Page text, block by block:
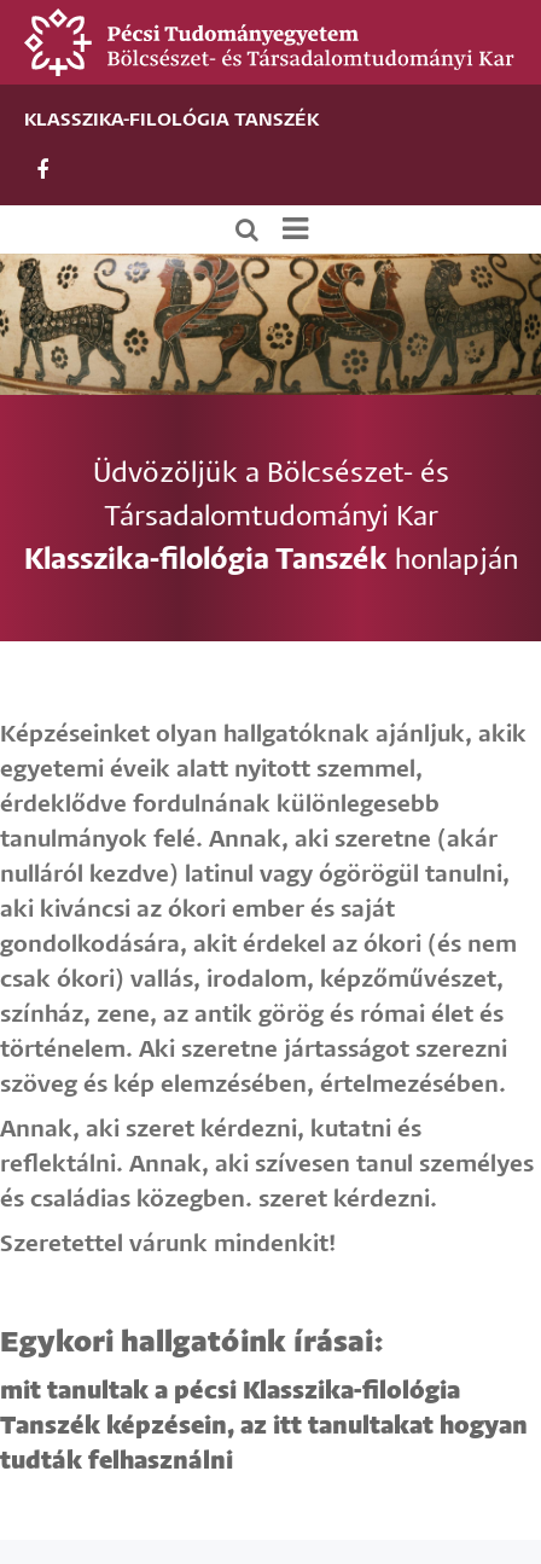
Ugrás
tartalomra
KLASSZIKA-FILOLÓGIA TANSZÉK
Új
alportál
menü
Üdvözöljük a Bölcsészet- és
Társadalomtudományi Kar
Klasszika-filológia Tanszék honlapján
Képzéseinket olyan hallgatóknak ajánljuk, akik
egyetemi éveik alatt nyitott szemmel,
érdeklődve fordulnának különlegesebb
tanulmányok felé. Annak, aki szeretne (akár
nulláról kezdve) latinul vagy ógörögül tanulni,
aki kiváncsi az ókori ember és saját
gondolkodására, akit érdekel az ókori (és nem
csak ókori) vallás, irodalom, képzőművészet,
színház, zene, az antik görög és római élet és
történelem. Aki szeretne jártasságot szerezni
szöveg és kép elemzésében, értelmezésében.
Annak, aki szeret kérdezni, kutatni és
reflektálni. Annak, aki szívesen tanul személyes
és családias közegben. szeret kérdezni.
Szeretettel várunk mindenkit!
Egykori hallgatóink írásai:
mit tanultak a pécsi Klasszika-filológia
Tanszék képzésein, az itt tanultakat hogyan
tudták felhasználni